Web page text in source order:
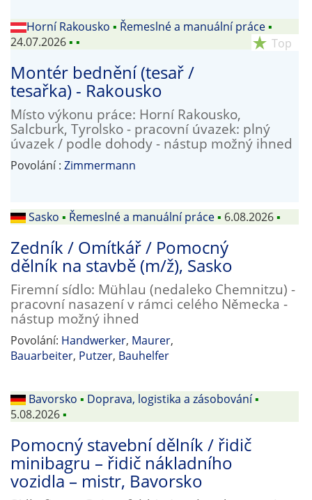
Horní Rakousko ▪ Řemeslné a manuální práce▪
24.07.2026▪ ▪ star_rate Top
Montér bednění (tesař /
tesařka) - Rakousko
Místo výkonu práce: Horní Rakousko,
Salcburk, Tyrolsko - pracovní úvazek: plný
úvazek / podle dohody - nástup možný ihned
Povolání : Zimmermann
Sasko ▪ Řemeslné a manuální práce▪ 6.08.2026▪
Zedník / Omítkář / Pomocný
dělník na stavbě (m/ž), Sasko
Firemní sídlo: Mühlau (nedaleko Chemnitzu) -
pracovní nasazení v rámci celého Německa -
nástup možný ihned
Povolání: Handwerker, Maurer,
Bauarbeiter, Putzer, Bauhelfer
Bavorsko ▪ Doprava, logistika a zásobování▪
5.08.2026▪
Pomocný stavební dělník / řidič
minibagru – řidič nákladního
vozidla – mistr, Bavorsko